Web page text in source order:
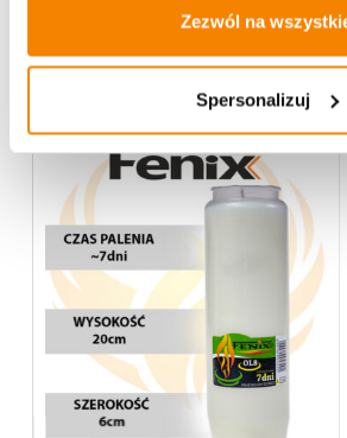
Zezwól na
Spersonalizuj
Więcej z kategorii Wkłady do
-38%